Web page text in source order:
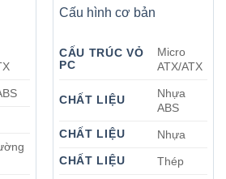
Cấu hình cơ bản
CẤU TRÚC VỎ
PC
Micro
ATX/ATX
CHẤT LIỆU
Nhựa
ABS
CHẤT LIỆU
Nhựa
CHẤT LIỆU
Thép